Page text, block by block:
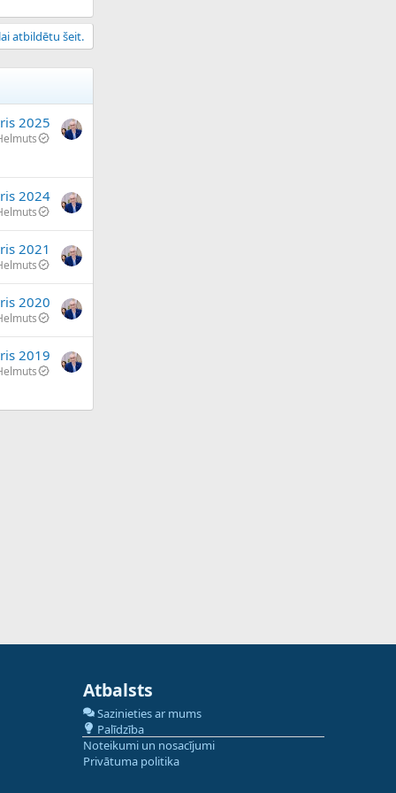
atbildētu šeit.
2025
2024
2021
2020
2019
Atbalsts
Sazinieties ar mums
Palīdzība
Noteikumi un nosacījumi
Privātuma politika